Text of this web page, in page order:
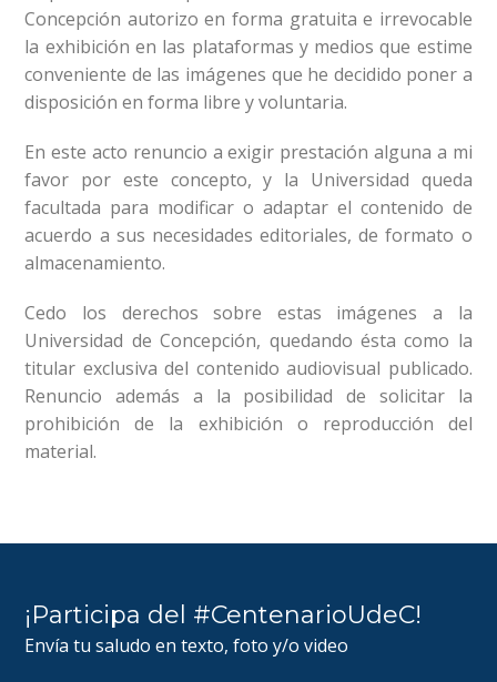
Concepción autorizo en forma gratuita e irrevocable
la exhibición en las plataformas y medios que estime
conveniente de las imágenes que he decidido poner a
disposición en forma libre y voluntaria.
En este acto renuncio a exigir prestación alguna a mi
favor por este concepto, y la Universidad queda
facultada para modificar o adaptar el contenido de
acuerdo a sus necesidades editoriales, de formato o
almacenamiento.
Cedo los derechos sobre estas imágenes a la
Universidad de Concepción, quedando ésta como la
titular exclusiva del contenido audiovisual publicado.
Renuncio además a la posibilidad de solicitar la
prohibición de la exhibición o reproducción del
material.
¡Participa del #CentenarioUdeC!
Envía tu saludo en texto, foto y/o video